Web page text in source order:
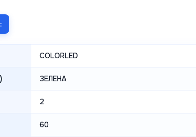
COLORLED
ЗЕЛЕНА
2
60